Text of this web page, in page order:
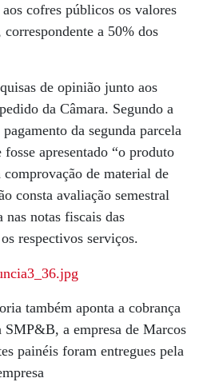
cofres públicos os valores
a 50% dos
de opinião junto aos
da Câmara. Segundo a
da segunda parcela
apresentado “o produto
de material de
consta avaliação semestral
nas notas fiscais das
respectivos serviços.
também aponta a cobrança
a empresa de Marcos
painéis foram entregues pela